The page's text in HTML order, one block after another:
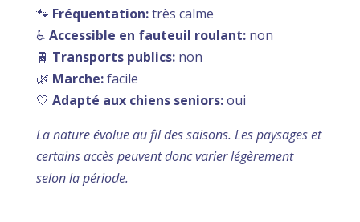
🐾 Fréquentation:très calme
♿ Accessible en fauteuil roulant:non
🚆 Transports publics:non
🌿 Marche:facile
🤍 Adapté aux chiens seniors:oui
La nature évolue au fil des saisons. Les paysages et
certains accès peuvent donc varier légèrement
selon la période.